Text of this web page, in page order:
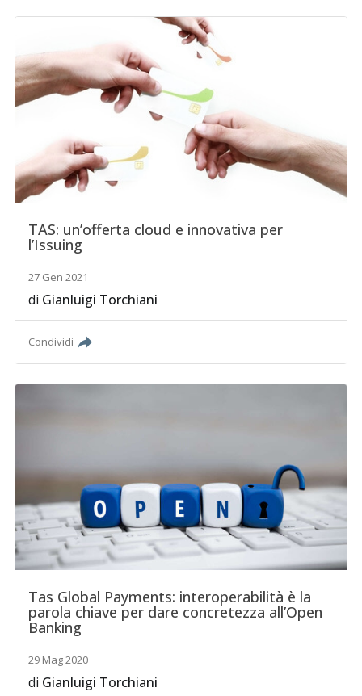
TAS: un’offerta cloud e innovativa per
l’Issuing
27 Gen 2021
di Gianluigi Torchiani
Condividi
Tas Global Payments: interoperabilità è la
parola chiave per dare concretezza all’Open
Banking
29 Mag 2020
di Gianluigi Torchiani